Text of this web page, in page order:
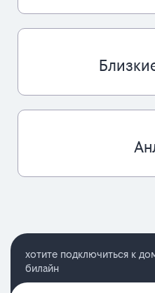
хотите подключиться к
билайн